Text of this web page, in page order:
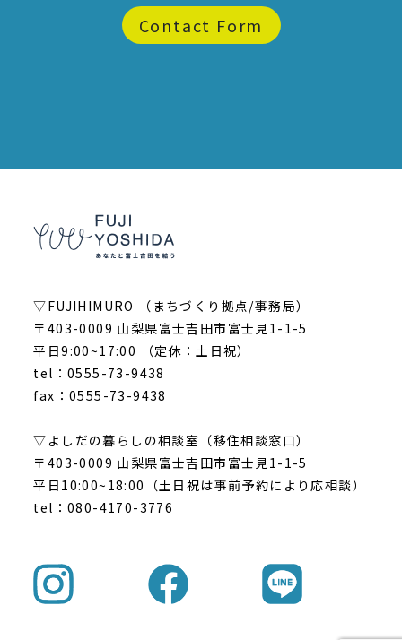
Contact Form
▽FUJIHIMURO （まちづくり拠点/事務局）
〒403-0009 山梨県富士吉田市富士見1-1-5
平日9:00~17:00 （定休：土日祝）
tel：0555-73-9438
fax：0555-73-9438
▽よしだの暮らしの相談室（移住相談窓口）
〒403-0009 山梨県富士吉田市富士見1-1-5
平日10:00~18:00（土日祝は事前予約により応相談）
tel：080-4170-3776